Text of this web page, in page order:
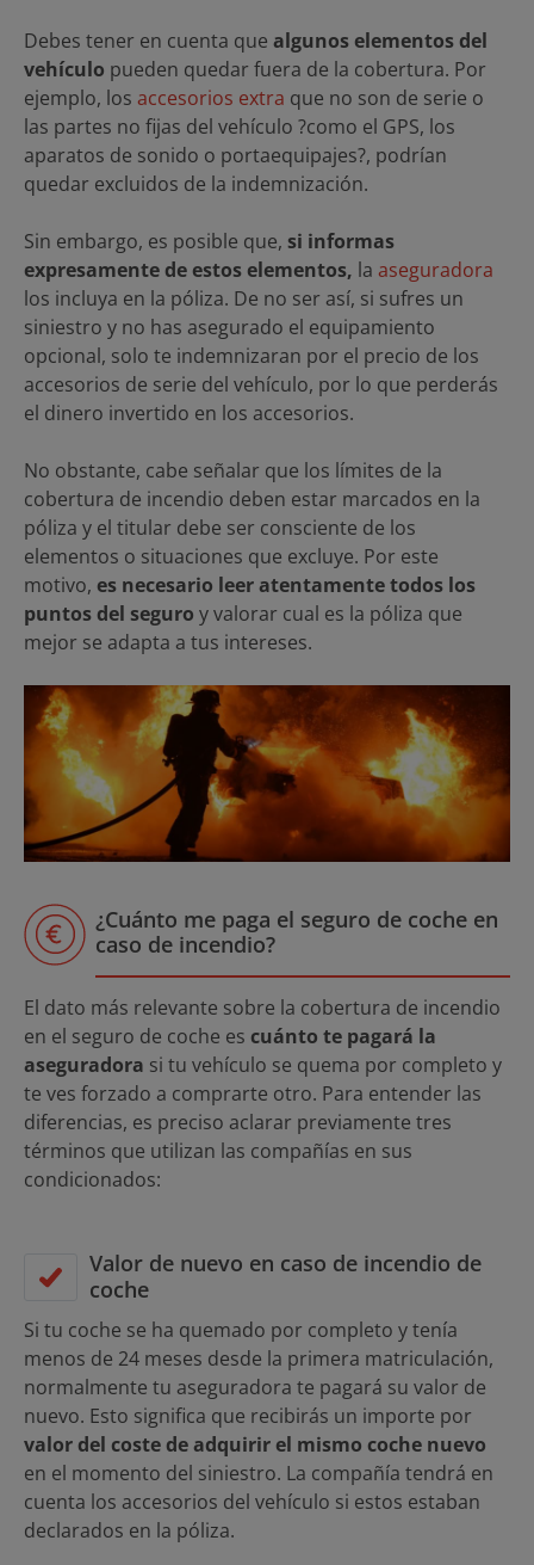
Debes tener en cuenta que algunos elementos del
vehículo pueden quedar fuera de la cobertura. Por
ejemplo, los accesorios extra que no son de serie o
las partes no fijas del vehículo ?como el GPS, los
aparatos de sonido o portaequipajes?, podrían
quedar excluidos de la indemnización.
Sin embargo, es posible que, si informas
expresamente de estos elementos, la aseguradora
los incluya en la póliza. De no ser así, si sufres un
siniestro y no has asegurado el equipamiento
opcional, solo te indemnizaran por el precio de los
accesorios de serie del vehículo, por lo que perderás
el dinero invertido en los accesorios.
No obstante, cabe señalar que los límites de la
cobertura de incendio deben estar marcados en la
póliza y el titular debe ser consciente de los
elementos o situaciones que excluye. Por este
motivo, es necesario leer atentamente todos los
puntos del seguro y valorar cual es la póliza que
mejor se adapta a tus intereses.
¿Cuánto me paga el seguro de coche en
caso de incendio?
El dato más relevante sobre la cobertura de incendio
en el seguro de coche es cuánto te pagará la
aseguradora si tu vehículo se quema por completo y
te ves forzado a comprarte otro. Para entender las
diferencias, es preciso aclarar previamente tres
términos que utilizan las compañías en sus
condicionados:
Valor de nuevo en caso de incendio de
coche
Si tu coche se ha quemado por completo y tenía
menos de 24 meses desde la primera matriculación,
normalmente tu aseguradora te pagará su valor de
nuevo. Esto significa que recibirás un importe por
valor del coste de adquirir el mismo coche nuevo
en el momento del siniestro. La compañía tendrá en
cuenta los accesorios del vehículo si estos estaban
declarados en la póliza.